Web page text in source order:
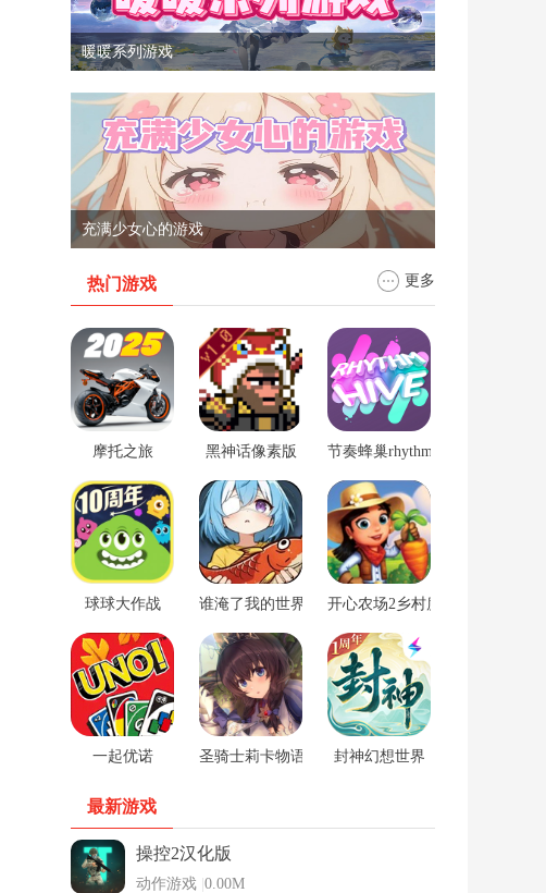
暖暖系列游戏
充满少女心的游戏
热门游戏 更多
摩托之旅 黑神话像素版 节奏蜂巢rhythm hive
球球大作战 谁淹了我的世界游戏开心农场2乡村度假中文版
一起优诺 圣骑士莉卡物语安卓手游封神幻想世界
最新游戏
操控2汉化版
动作游戏 0.00M